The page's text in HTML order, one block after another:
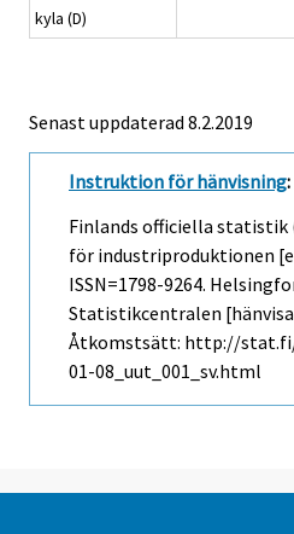
kyla (D)
Senast uppdaterad 8.2.2019
Instruktion för hänvisning:
Finlands officiella statistik
för industriproduktionen
ISSN=1798-9264.
Statistikcentralen
Åtkomstsätt: http://
01-08_uut_001_sv.html